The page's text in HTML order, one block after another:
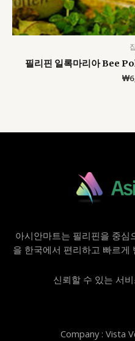
필리핀 일록마리아 Bee
₩
아시안마트는 필리핀을 중심
을 한국에서 편리하고 빠르게
신뢰할 수 있는 서
Company : Vista